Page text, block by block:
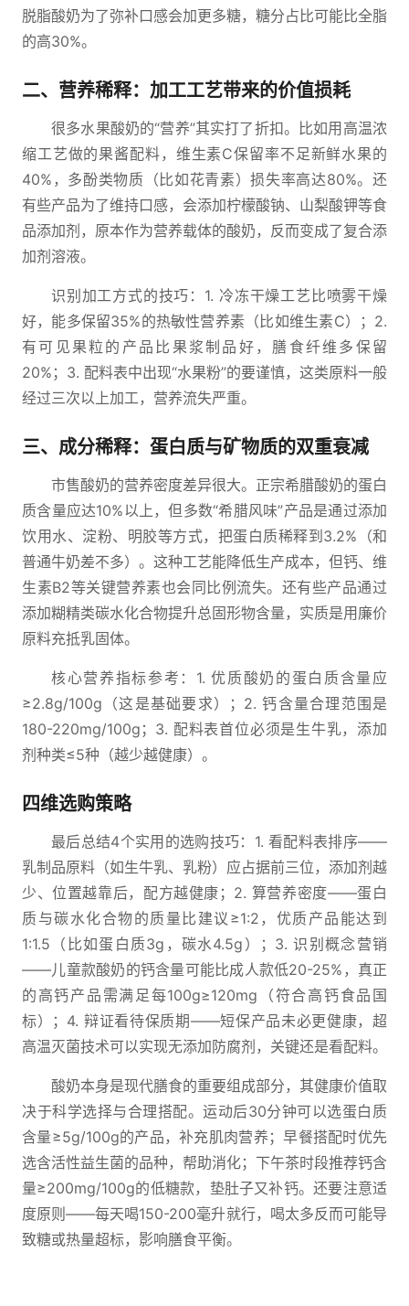
脱脂酸奶为了弥补口感会加更多糖，糖分占比可能比全脂
的高30%。
二、营养稀释：加工工艺带来的价值损耗
很多水果酸奶的“营养”其实打了折扣。比如用高温浓
缩工艺做的果酱配料，维生素C保留率不足新鲜水果的
40%，多酚类物质（比如花青素）损失率高达80%。还
有些产品为了维持口感，会添加柠檬酸钠、山梨酸钾等食
品添加剂，原本作为营养载体的酸奶，反而变成了复合添
加剂溶液。
识别加工方式的技巧：1. 冷冻干燥工艺比喷雾干燥
好，能多保留35%的热敏性营养素（比如维生素C）；2.
有可见果粒的产品比果浆制品好，膳食纤维多保留
20%；3. 配料表中出现“水果粉”的要谨慎，这类原料一般
经过三次以上加工，营养流失严重。
三、成分稀释：蛋白质与矿物质的双重衰减
市售酸奶的营养密度差异很大。正宗希腊酸奶的蛋白
质含量应达10%以上，但多数“希腊风味”产品是通过添加
饮用水、淀粉、明胶等方式，把蛋白质稀释到3.2%（和
普通牛奶差不多）。这种工艺能降低生产成本，但钙、维
生素B2等关键营养素也会同比例流失。还有些产品通过
添加糊精类碳水化合物提升总固形物含量，实质是用廉价
原料充抵乳固体。
核心营养指标参考：1. 优质酸奶的蛋白质含量应
≥2.8g/100g（这是基础要求）；2. 钙含量合理范围是
180-220mg/100g；3. 配料表首位必须是生牛乳，添加
剂种类≤5种（越少越健康）。
四维选购策略
最后总结4个实用的选购技巧：1. 看配料表排序——
乳制品原料（如生牛乳、乳粉）应占据前三位，添加剂越
少、位置越靠后，配方越健康；2. 算营养密度——蛋白
质与碳水化合物的质量比建议≥1:2，优质产品能达到
1:1.5（比如蛋白质3g，碳水4.5g）；3. 识别概念营销
——儿童款酸奶的钙含量可能比成人款低20-25%，真正
的高钙产品需满足每100g≥120mg（符合高钙食品国
标）；4. 辩证看待保质期——短保产品未必更健康，超
高温灭菌技术可以实现无添加防腐剂，关键还是看配料。
酸奶本身是现代膳食的重要组成部分，其健康价值取
决于科学选择与合理搭配。运动后30分钟可以选蛋白质
含量≥5g/100g的产品，补充肌肉营养；早餐搭配时优先
选含活性益生菌的品种，帮助消化；下午茶时段推荐钙含
量≥200mg/100g的低糖款，垫肚子又补钙。还要注意适
度原则——每天喝150-200毫升就行，喝太多反而可能导
致糖或热量超标，影响膳食平衡。